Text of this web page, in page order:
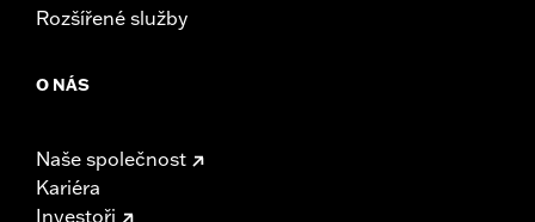
Rozšířené služby
O NÁS
Naše společnost
Kariéra
Investoři